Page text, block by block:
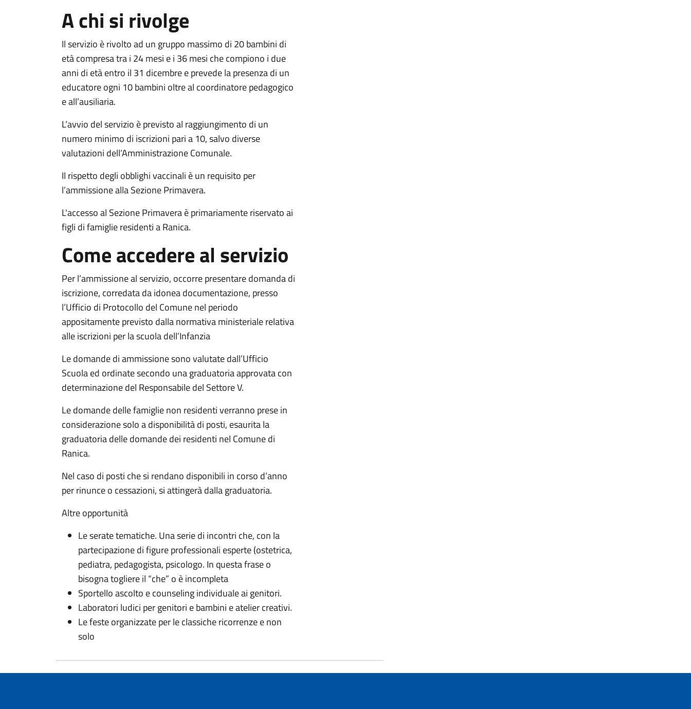
A chi si rivolge
Il servizio è rivolto ad un gruppo massimo di 20 bambini di
età compresa tra i 24 mesi e i 36 mesi che compiono i due
anni di età entro il 31 dicembre e prevede la presenza di un
educatore ogni 10 bambini oltre al coordinatore pedagogico
e all’ausiliaria.
L’avvio del servizio è previsto al raggiungimento di un
numero minimo di iscrizioni pari a 10, salvo diverse
valutazioni dell’Amministrazione Comunale.
Il rispetto degli obblighi vaccinali è un requisito per
l’ammissione alla Sezione Primavera.
L'accesso al Sezione Primavera è primariamente riservato ai
figli di famiglie residenti a Ranica.
Come accedere al servizio
Per l’ammissione al servizio, occorre presentare domanda di
iscrizione, corredata da idonea documentazione, presso
l’Ufficio di Protocollo del Comune nel periodo
appositamente previsto dalla normativa ministeriale relativa
alle iscrizioni per la scuola dell’Infanzia
Le domande di ammissione sono valutate dall’Ufficio
Scuola ed ordinate secondo una graduatoria approvata con
determinazione del Responsabile del Settore V.
Le domande delle famiglie non residenti verranno prese in
considerazione solo a disponibilità di posti, esaurita la
graduatoria delle domande dei residenti nel Comune di
Ranica.
Nel caso di posti che si rendano disponibili in corso d’anno
per rinunce o cessazioni, si attingerà dalla graduatoria.
Altre opportunità
Le serate tematiche. Una serie di incontri che, con la
partecipazione di figure professionali esperte (ostetrica,
pediatra, pedagogista, psicologo. In questa frase o
bisogna togliere il “che” o è incompleta
Sportello ascolto e counseling individuale ai genitori.
Laboratori ludici per genitori e bambini e atelier creativi.
Le feste organizzate per le classiche ricorrenze e non
solo